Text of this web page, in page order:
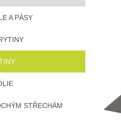
A PÁSY
STŘECHÁM